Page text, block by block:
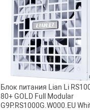
Блок питания Lian Li
80+ GOLD Full Modular
G9P.RS1000G.W000.EU